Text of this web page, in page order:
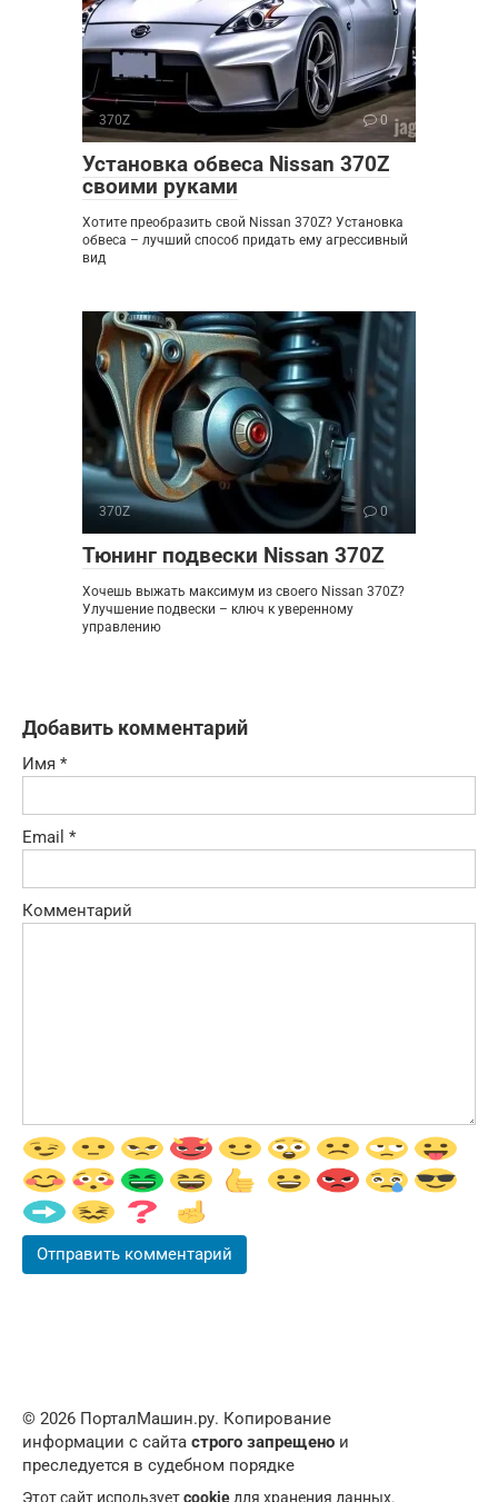
370Z 0
Установка обвеса Nissan 370Z
своими руками
Хотите преобразить свой Nissan 370Z? Установка
обвеса – лучший способ придать ему агрессивный
вид
370Z 0
Тюнинг подвески Nissan 370Z
Хочешь выжать максимум из своего Nissan 370Z?
Улучшение подвески – ключ к уверенному
управлению
Добавить комментарий
Имя *
Email *
Комментарий
© 2026 ПорталМашин.ру. Копирование
информации с сайта строго запрещено и
преследуется в судебном порядке
Этот сайт используетcookie для хранения данных.